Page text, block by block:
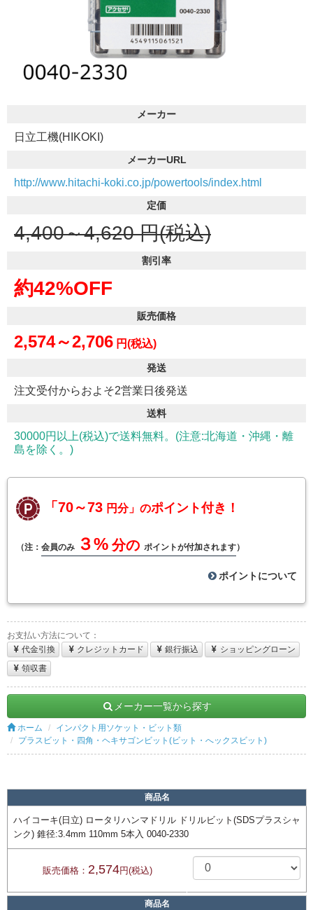
メーカー
日立工機(HIKOKI)
メーカーURL
http://www.hitachi-koki.co.jp/powertools/index.html
定価
4,400～4,620 円(税込)
割引率
約42%OFF
販売価格
2,574～2,706 円(税込)
発送
注文受付からおよそ2営業日後発送
送料
30000円以上(税込)で送料無料。(注意:北海道・沖縄・離
島を除く。)
「70～73 円分」のポイント付き！
（注： 会員のみ ３% 分の ポイントが付加されます）
ポイントについて
お支払い方法について：
代金引換
クレジットカード 銀行振込
ショッピングローン
領収書
メーカー一覧から探す
ホーム
インパクト用ソケット・ビット類
プラスビット・四角・ヘキサゴンビット(ビット・へックスビット)
商品名
ハイコーキ(日立) ロータリハンマドリル ドリルビット(SDSプラスシャ
ンク) 錐径:3.4mm 110mm 5本入 0040-2330
販売価格： 2,574円(税込)
商品名